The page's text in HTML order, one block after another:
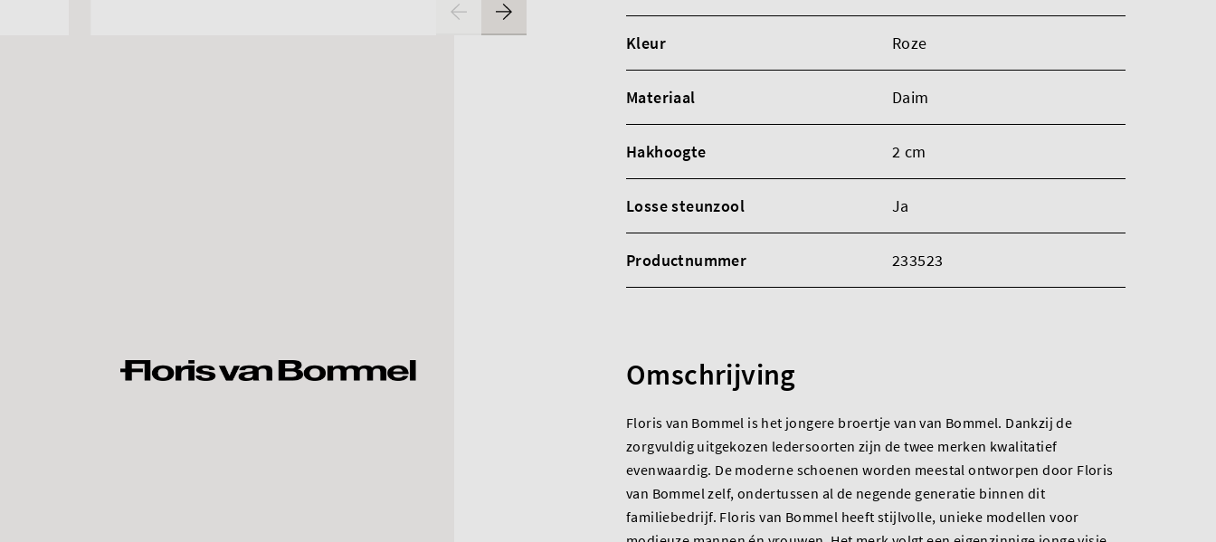
Kleur Roze
Materiaal Daim
Hakhoogte 2 cm
Losse steunzool Ja
Productnummer 233523
Omschrijving
Floris van Bommel is het jongere broertje van van Bommel. Dankzij de
zorgvuldig uitgekozen ledersoorten zijn de twee merken kwalitatief
evenwaardig. De moderne schoenen worden meestal ontworpen door Floris
van Bommel zelf, ondertussen al de negende generatie binnen dit
familiebedrijf. Floris van Bommel heeft stijlvolle, unieke modellen voor